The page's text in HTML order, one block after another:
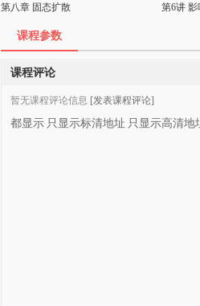
第八章 固态扩散
第6讲
课程参数
课程评论
暂无课程评论信息 [发表课程评论]
都显示 只显示标清地址 只显示高清地